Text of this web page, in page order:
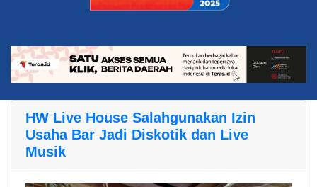
HW Live House Salahgunakan Izin
Usaha Bar Jadi Diskotik dan Live
Musik